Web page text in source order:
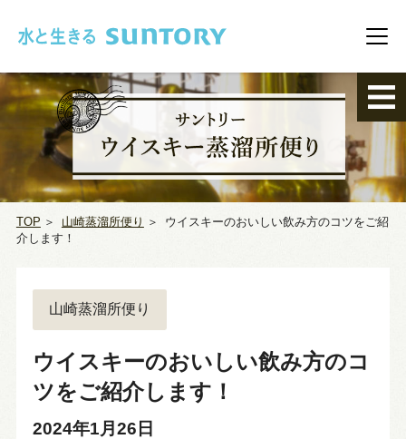
メ
TOP ＞ 山崎蒸溜所便り ＞
ウイスキーのおいしい飲み方のコツをご紹
介します！
山崎蒸溜所便り
ウイスキーのおいしい飲み方のコ
ツをご紹介します！
2024年1月26日